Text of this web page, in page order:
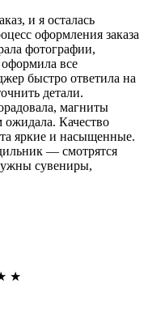
и я осталась
оформления заказа
фотографии,
оформила все
быстро ответила на
детали.
магниты
Качество
яркие и насыщенные.
— смотрятся
сувениры,
★